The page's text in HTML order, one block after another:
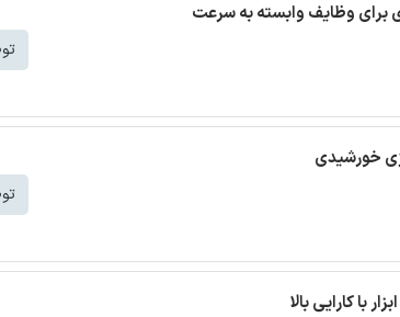
برای وظایف وابسته به سرعت
خورشیدی
با کارایی بالا